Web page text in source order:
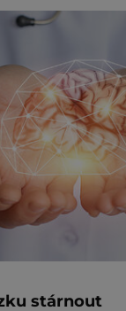
zemi, kde
prakticky celá
oblasti.
stárnout